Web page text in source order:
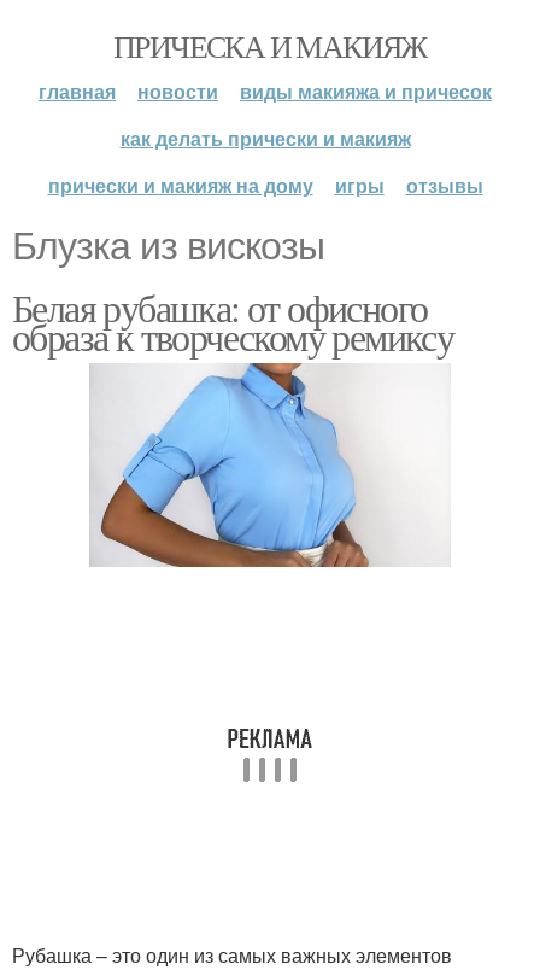
ПРИЧЕСКА И МАКИЯЖ
главная новости
виды макияжа и причесок
как делать прически и макияж
прически и макияж на дому
игры отзывы
Блузка из вискозы
Белая рубашка: от офисного
образа к творческому ремиксу
Рубашка – это один из самых важных элементов